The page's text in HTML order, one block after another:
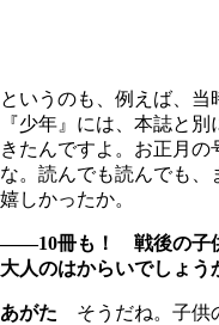
というのも、例えば、当
『少年』には、本誌と
きたんですよ。お正月
な。読んでも読んでも
嬉しかったか。
――10冊も！ 戦後の子供
大人のはからいでしょう
あがた そうだね。子供